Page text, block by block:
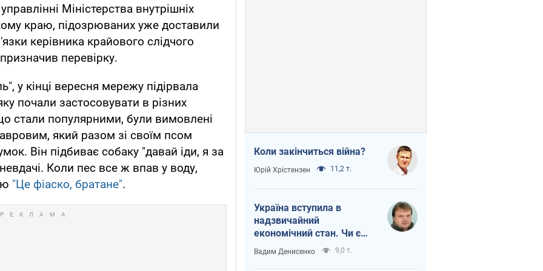
Міністерства внутрішніх
краю, підозрюваних уже доставили
керівника крайового слідчого
перевірку.
у кінці вересня мережу підірвала
почали застосовувати в різних
стали популярними, були вимовлені
який разом зі своїм псом
Він підбиває собаку "давай іди, я за
Коли пес все ж впав у воду,
"Це фіаско, братане".
Коли закінчиться війна?
Юрій Хрістензен 11,2 т.
Україна вступила в
надзвичайний
економічний стан. Чи є
світло вкінці тунелю?
Вадим Денисенко 9,0 т.